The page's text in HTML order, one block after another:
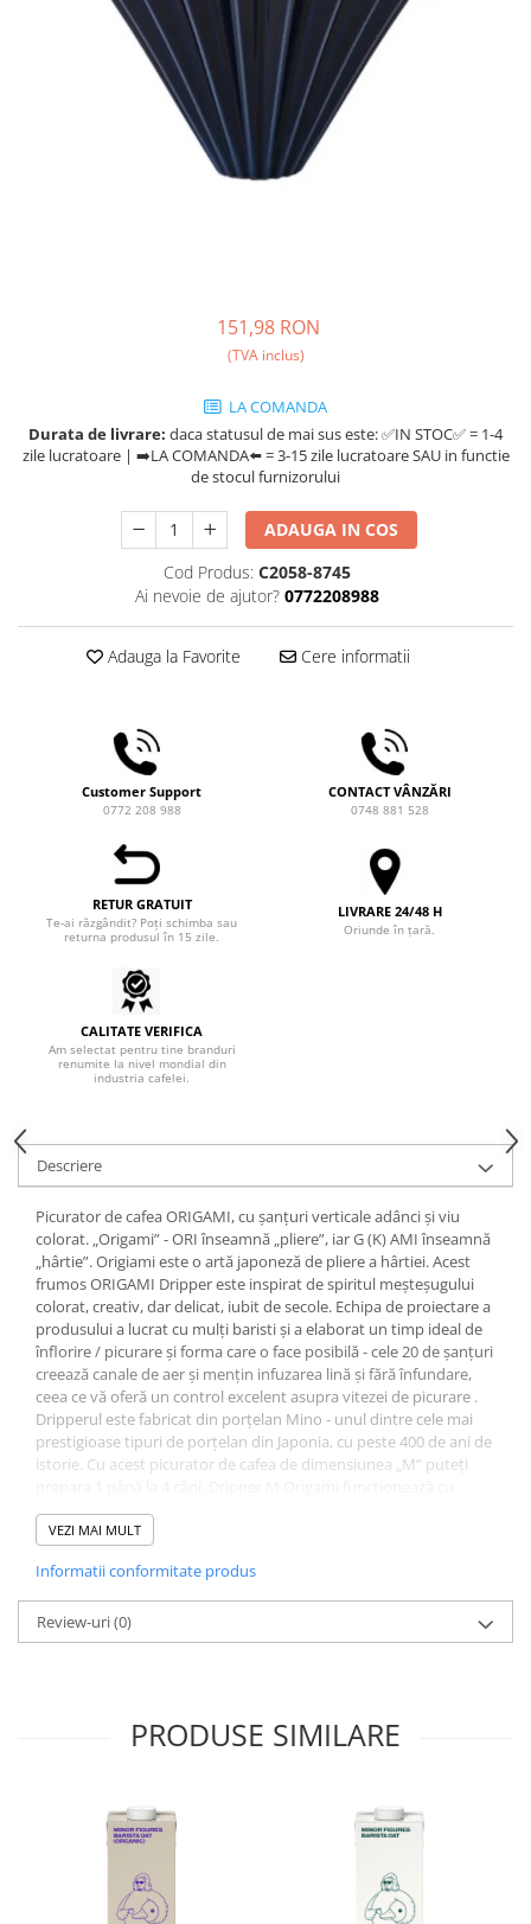
Ceaiuri de specialitate
Fructe
Lapte alternativ
Accesorii ceai
Aparatura cafea
Espressoare Manuale Profesionale
Espressoare Manuale Home/Office
Espressoare Automate Office
Prepararea cafelei
Cafetiere
Aeropress
Aparate brewing
Cold Brew
Aparate automate pentru lapte
Filtrare apa
BWT
Fluux
Rasnite Cafea
Rasnite Electrice
Profesionale
Domestice
Domestice Prosumer
Rasnite Manuale
Accesorii Bar
Dripper
Tamper
Accesorii sirop
Distribuitor / Nivelator
151,98 RON
(TVA inclus)
LA COMANDA
Durata de livrare: daca statusul de mai sus este: ✅IN STOC✅ = 1-4
zile lucratoare | ➡️LA COMANDA⬅️ = 3-15 zile lucratoare SAU in functie
de stocul furnizorului
ADAUGA IN COS
Cod Produs: C2058-8745
Ai nevoie de ajutor? 0772208988
Adauga la Favorite Cere informatii
Customer Support
0772 208 988
CONTACT VÂNZĂRI
0748 881 528
RETUR GRATUIT
Te-ai răzgândit? Poți schimba sau
returna produsul în 15 zile.
LIVRARE 24/48 H
Oriunde în țară.
CALITATE VERIFICA
Am selectat pentru tine branduri
renumite la nivel mondial din
industria cafelei.
Descriere
Picurator de cafea ORIGAMI, cu șanțuri verticale adânci și viu
colorat. „Origami” - ORI înseamnă „pliere”, iar G (K) AMI înseamnă
„hârtie”. Origiami este o artă japoneză de pliere a hârtiei. Acest
frumos ORIGAMI Dripper este inspirat de spiritul meșteșugului
colorat, creativ, dar delicat, iubit de secole. Echipa de proiectare a
produsului a lucrat cu mulți baristi și a elaborat un timp ideal de
înflorire / picurare și forma care o face posibilă - cele 20 de șanțuri
creează canale de aer și mențin infuzarea lină și fără înfundare,
ceea ce vă oferă un control excelent asupra vitezei de picurare .
Dripperul este fabricat din porțelan Mino - unul dintre cele mai
prestigioase tipuri de porțelan din Japonia, cu peste 400 de ani de
istorie. Cu acest picurator de cafea de dimensiunea „M” puteți
următoarele filtre: Filtre Origami pentru hârtie M, filtre Hario
pentru hârtie V60-02.
Dimensiuni: dia. 138, înălțime 87, gaură de picurare: dia. 25
Material: ceramică (Mino-yaki)
Potrivit pentru utilizare în cuptorul cu microunde / cuptor
/ mașină de spălat vase.
VEZI MAI MULT
Informatii conformitate produs
Review-uri(0)
PRODUSE SIMILARE